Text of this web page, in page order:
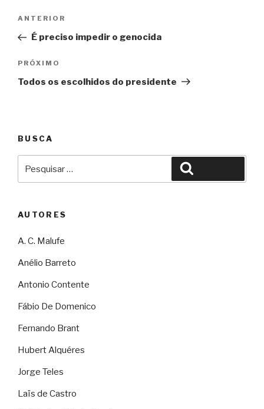
Post
Anterior
ANTERIOR
É preciso impedir o genocida
Próximo
PRÓXIMO
Todos os escolhidos do presidente
BUSCA
por:
AUTORES
A. C. Malufe
Anélio Barreto
Antonio Contente
Fábio De Domenico
Fernando Brant
Hubert Alquéres
Jorge Teles
Laïs de Castro